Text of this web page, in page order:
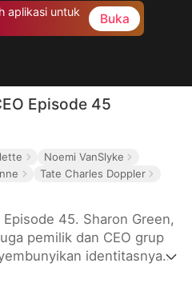
aplikasi untuk
Buka
Episode 45
Noemi VanSlyke
Tate Charles Doppler
45. Sharon Green,
pemilik dan CEO grup
identitasnya